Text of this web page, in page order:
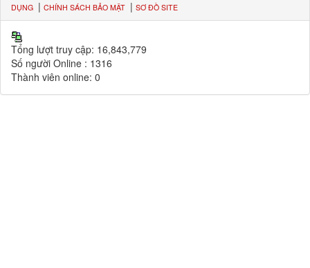
DỤNG | CHÍNH SÁCH BẢO MẬT | SƠ ĐỒ SITE
Tổng lượt truy cập: 16,843,779
Số người Online : 1316
Thành viên online: 0